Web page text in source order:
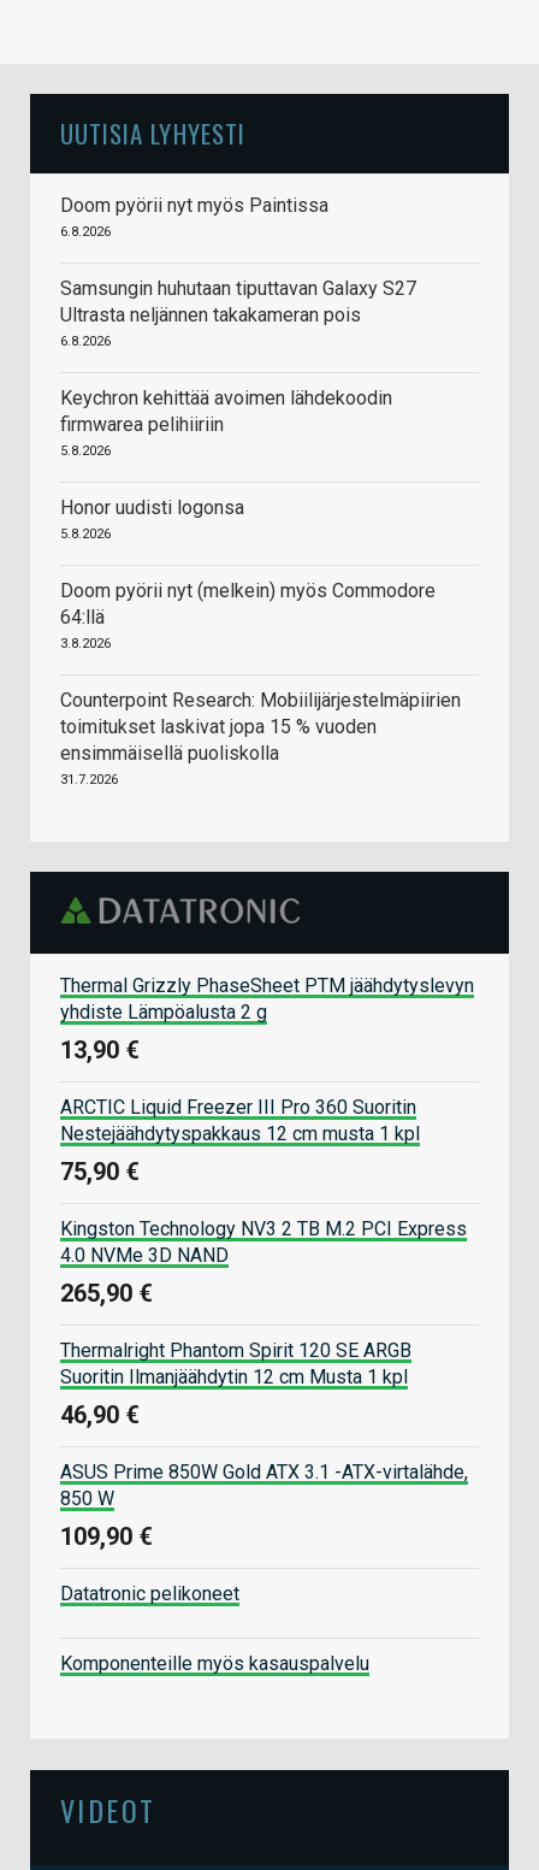
UUTISIA LYHYESTI
Doom pyörii nyt myös Paintissa
6.8.2026
Samsungin huhutaan tiputtavan Galaxy S27
Ultrasta neljännen takakameran pois
6.8.2026
Keychron kehittää avoimen lähdekoodin
firmwarea pelihiiriin
5.8.2026
Honor uudisti logonsa
5.8.2026
Doom pyörii nyt (melkein) myös Commodore
64:llä
3.8.2026
Counterpoint Research: Mobiilijärjestelmäpiirien
toimitukset laskivat jopa 15 % vuoden
ensimmäisellä puoliskolla
31.7.2026
Thermal Grizzly PhaseSheet PTM jäähdytyslevyn
yhdiste Lämpöalusta 2 g
13,90 €
ARCTIC Liquid Freezer III Pro 360 Suoritin
Nestejäähdytyspakkaus 12 cm musta 1 kpl
75,90 €
Kingston Technology NV3 2 TB M.2 PCI Express
4.0 NVMe 3D NAND
265,90 €
Thermalright Phantom Spirit 120 SE ARGB
Suoritin Ilmanjäähdytin 12 cm Musta 1 kpl
46,90 €
ASUS Prime 850W Gold ATX 3.1 -ATX-virtalähde,
850 W
109,90 €
Datatronic pelikoneet
Komponenteille myös kasauspalvelu
VIDEOT